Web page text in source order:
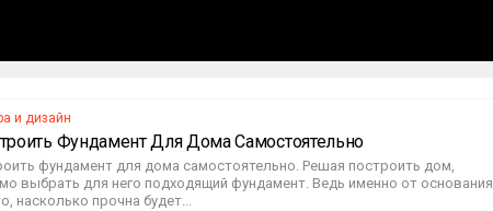
и дизайн
Фундамент Для Дома Самостоятельно
фундамент для дома самостоятельно. Решая построить дом,
выбрать для него подходящий фундамент. Ведь именно от основания
насколько прочна будет...